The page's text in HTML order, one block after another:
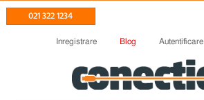
021 322 1234
Inregistrare Blog Autentificare